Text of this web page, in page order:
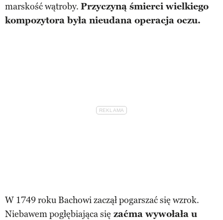
marskość wątroby. Przyczyną śmierci wielkiego
kompozytora była nieudana operacja oczu.
W 1749 roku Bachowi zaczął pogarszać się wzrok.
Niebawem pogłębiająca się zaćma wywołała u